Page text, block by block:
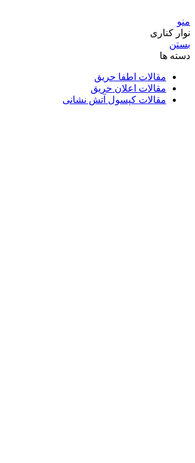
منو
نوار کناری
بستن
دسته ها
مقالات اطفا حریق
مقالات اعلان حریق
مقالات کپسول آتش نشانی